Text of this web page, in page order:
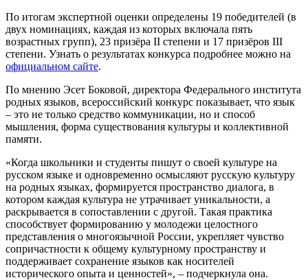
По итогам экспертной оценки определены 19 победителей (в
двух номинациях, каждая из которых включала пять
возрастных групп), 23 призёра II степени и 17 призёров III
степени. Узнать о результатах конкурса подробнее можно на
официальном сайте.
По мнению Эсет Боковой, директора Федерального института
родных языков, всероссийский конкурс показывает, что язык
– это не только средство коммуникации, но и способ
мышления, форма существования культуры и коллективной
памяти.
«Когда школьники и студенты пишут о своей культуре на
русском языке и одновременно осмысляют русскую культуру
на родных языках, формируется пространство диалога, в
котором каждая культура не утрачивает уникальности, а
раскрывается в сопоставлении с другой. Такая практика
способствует формированию у молодежи целостного
представления о многоязычной России, укрепляет чувство
сопричастности к общему культурному пространству и
поддерживает сохранение языков как носителей
исторического опыта и ценностей», – подчеркнула она.